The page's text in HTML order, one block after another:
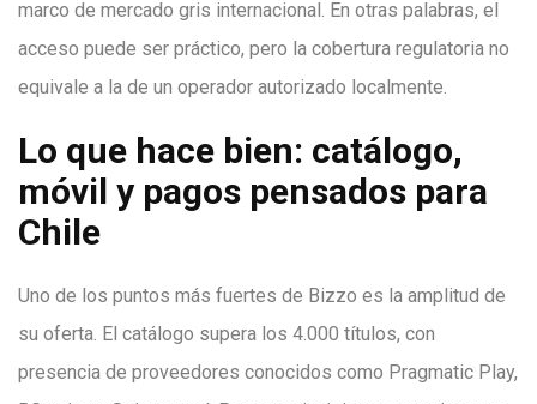
marco de mercado gris internacional. En otras palabras, el
acceso puede ser práctico, pero la cobertura regulatoria no
equivale a la de un operador autorizado localmente.
Lo que hace bien: catálogo,
móvil y pagos pensados para
Chile
Uno de los puntos más fuertes de Bizzo es la amplitud de
su oferta. El catálogo supera los 4.000 títulos, con
presencia de proveedores conocidos como Pragmatic Play,